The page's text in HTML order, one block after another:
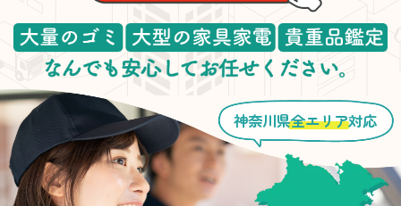
神奈川県全エリア対応